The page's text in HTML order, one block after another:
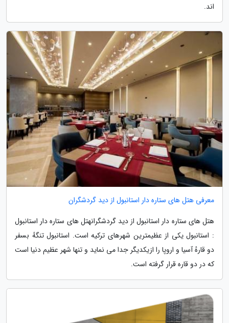
اند.
معرفی هتل های ستاره دار استانبول از دید گردشگران
هتل های ستاره دار استانبول از دید گردشگرانهتل های ستاره دار استانبول
: استانبول یکی از عظیمترین شهرهای ترکیه است. استانبول تنگهٔ بسفر
دو قارهٔ آسیا و اروپا را ازیکدیگر جدا می نماید و تنها شهر عظیم دنیا است
که در دو قاره قرار گرفته است.